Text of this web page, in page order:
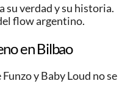
su verdad y su historia.
flow argentino.
en Bilbao
y Baby Loud no se